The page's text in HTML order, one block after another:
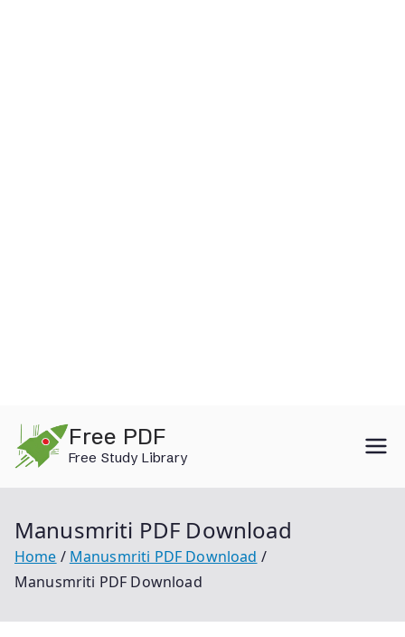
content
Free PDF
Free Study Library
Manusmriti PDF Download
Home
Manusmriti PDF Download
Manusmriti PDF Download